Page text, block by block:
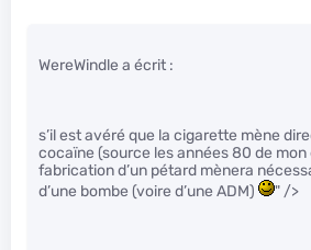
WereWindle a écrit :
s’il est avéré que la cigarette mène
cocaïne (source les années 80 de mon
fabrication d’un pétard mènera
d’une bombe (voire d’une ADM)
" />